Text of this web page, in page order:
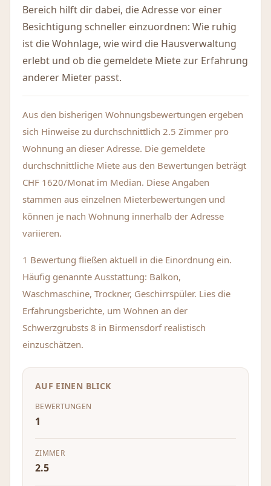
Bereich hilft dir dabei, die Adresse vor einer
Besichtigung schneller einzuordnen: Wie ruhig
ist die Wohnlage, wie wird die Hausverwaltung
erlebt und ob die gemeldete Miete zur Erfahrung
anderer Mieter passt.
Aus den bisherigen Wohnungsbewertungen ergeben
sich Hinweise zu durchschnittlich 2.5 Zimmer pro
Wohnung an dieser Adresse. Die gemeldete
durchschnittliche Miete aus den Bewertungen beträgt
CHF 1620/Monat im Median. Diese Angaben
stammen aus einzelnen Mieterbewertungen und
können je nach Wohnung innerhalb der Adresse
variieren.
1 Bewertung fließen aktuell in die Einordnung ein.
Häufig genannte Ausstattung: Balkon,
Waschmaschine, Trockner, Geschirrspüler. Lies die
Erfahrungsberichte, um Wohnen an der
Schwerzgrubsts 8 in Birmensdorf realistisch
einzuschätzen.
AUF EINEN BLICK
BEWERTUNGEN
1
ZIMMER
2.5